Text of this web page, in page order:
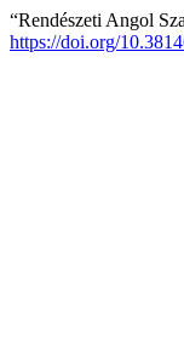
“Rendészeti Angol
https://doi.org/